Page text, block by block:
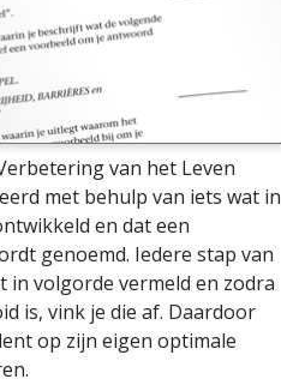
van het Leven
met behulp van iets wat in
en dat een
genoemd. Iedere stap van
in volgorde vermeld en zodra
is, vink je die af. Daardoor
op zijn eigen optimale